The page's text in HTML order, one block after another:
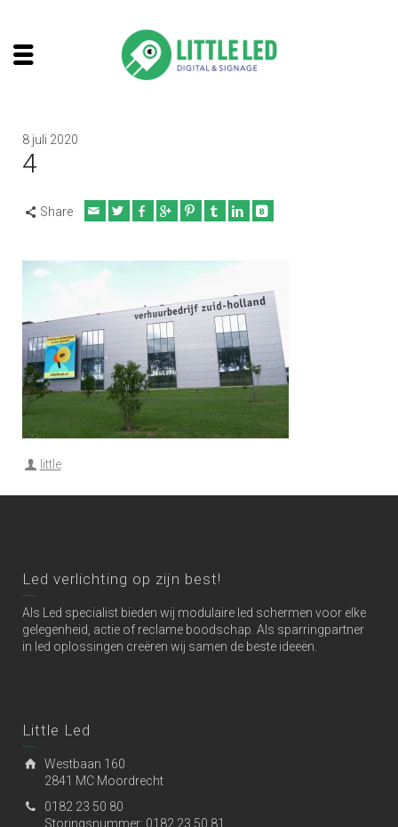
8 juli 2020
4
Share
little
Led verlichting op zijn best!
Als Led specialist bieden wij modulaire led schermen voor elke
gelegenheid, actie of reclame boodschap. Als sparringpartner
in led oplossingen creëren wij samen de beste ideeën.
Little Led
Westbaan 160
2841 MC Moordrecht
0182 23 50 80
Storingsnummer: 0182 23 50 81